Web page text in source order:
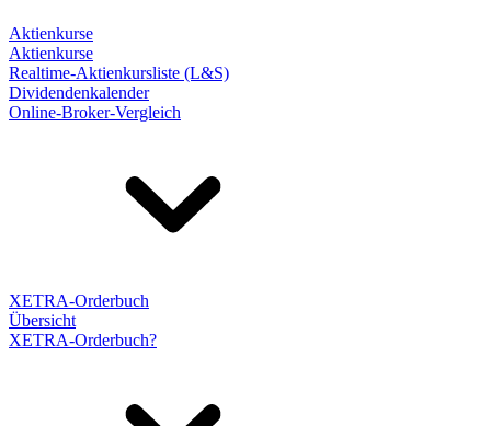
Aktienkurse
Aktienkurse
Realtime-Aktienkursliste (L&S)
Dividendenkalender
Online-Broker-Vergleich
XETRA-Orderbuch
Übersicht
XETRA-Orderbuch?